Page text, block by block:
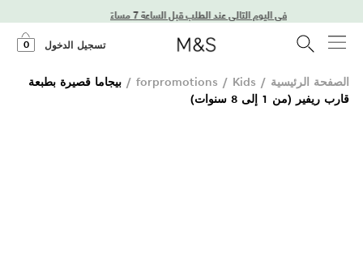
توصيل في اليوم التالي عند الطلب قبل الساعة 7 مساءً
تسجيل الدخول 0
الصفحة الرئيسية /
forpromotions / Kids
/ بيجاما قصيرة بطبعة
قارب ريفير (من 1 إلى 8 سنوات)